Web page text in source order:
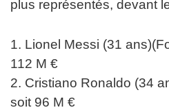
plus représentés, devant
1. Lionel Messi (31
112 M €
2. Cristiano Ronaldo (34
soit 96 M €